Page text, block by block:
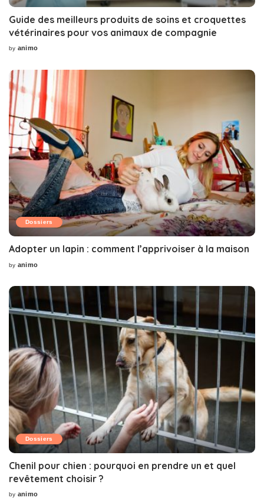
Guide des meilleurs produits de soins et croquettes
vétérinaires pour vos animaux de compagnie
Posted
by animo
Dossiers
Adopter un lapin : comment l’apprivoiser à la maison
Posted
by animo
Dossiers
Chenil pour chien : pourquoi en prendre un et quel
revêtement choisir ?
Posted
by animo